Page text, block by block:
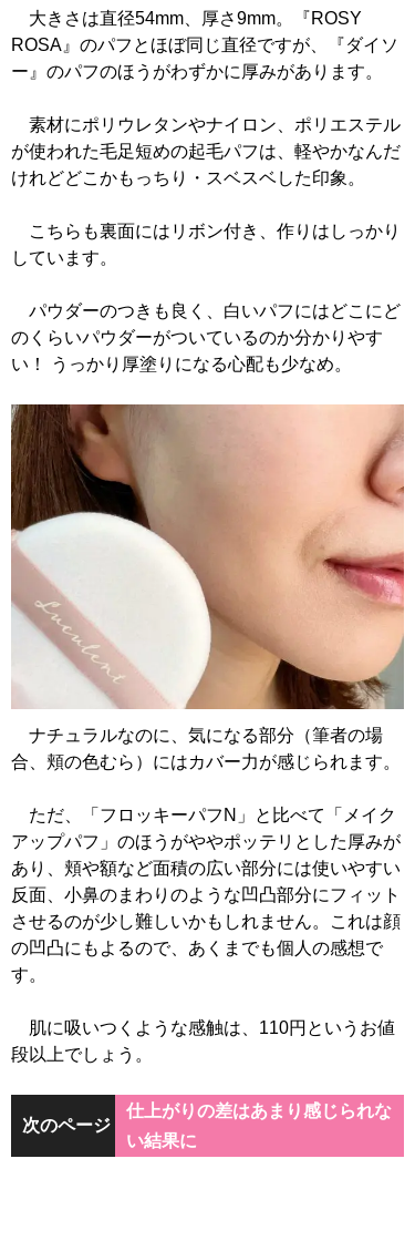
大きさは直径54mm、厚さ9mm。『ROSY
ROSA』のパフとほぼ同じ直径ですが、『ダイソ
ー』のパフのほうがわずかに厚みがあります。
素材にポリウレタンやナイロン、ポリエステル
が使われた毛足短めの起毛パフは、軽やかなんだ
けれどどこかもっちり・スベスベした印象。
こちらも裏面にはリボン付き、作りはしっかり
しています。
パウダーのつきも良く、白いパフにはどこにど
のくらいパウダーがついているのか分かりやす
い！ うっかり厚塗りになる心配も少なめ。
ナチュラルなのに、気になる部分（筆者の場
合、頬の色むら）にはカバー力が感じられます。
ただ、「フロッキーパフN」と比べて「メイク
アップパフ」のほうがややポッテリとした厚みが
あり、頬や額など面積の広い部分には使いやすい
反面、小鼻のまわりのような凹凸部分にフィット
させるのが少し難しいかもしれません。これは顔
の凹凸にもよるので、あくまでも個人の感想で
す。
肌に吸いつくような感触は、110円というお値
段以上でしょう。
次のページ
仕上がりの差はあまり感じられな
い結果に